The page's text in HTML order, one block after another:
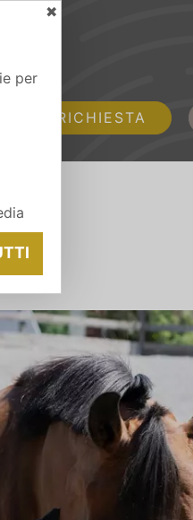
RICHIESTA
✖
per